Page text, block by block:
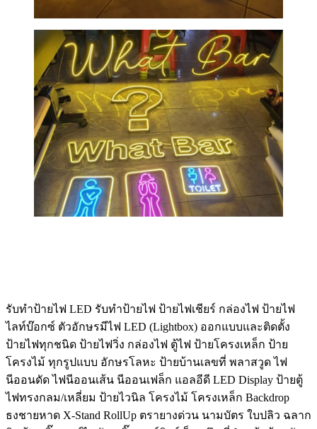
รับทําป้ายไฟ LED รับทำป้ายไฟ ป้ายไฟเชียร์ กล่องไฟ ป้ายไฟ
ไลท์บ๊อกซ์ ตัวอักษรมีไฟ LED (Lightbox) ออกแบบและติดตั้ง
ป้ายไฟทุกชนิด ป้ายไฟวิ่ง กล่องไฟ ตู้ไฟ ป้ายโครงเหล็ก ป้าย
โครงไม้ ทุกรูปแบบ อักษรโลหะ ป้ายบ้านเลขที่ พลาสวูด ไฟ
นีออนดัด ไฟนีออนเส้น นีออนเฟล็ก แอลอีดี LED Display ป้ายตู้
ไฟทรงกลม/เหลี่ยม ป้ายไวนิล โครงไม้ โครงเหล็ก Backdrop
ธงชายหาด X-Stand RollUp ตรายางด่วน นามบัตร ใบปลิว ฉลาก